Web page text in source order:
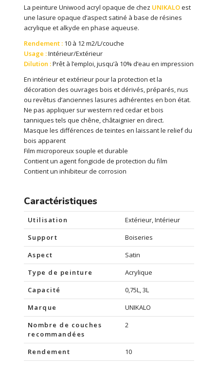
La peinture Uniwood acryl opaque de chez UNIKALOest
une lasure opaque d’aspect satiné à base de résines
acrylique et alkyde en phase aqueuse.
Rendement :10 à 12 m2/L/couche
Usage :Intérieur/Extérieur
Dilution :Prêt à l’emploi, jusqu’à 10% d’eau en impression
En intérieur et extérieur pour la protection et la
décoration des ouvrages bois et dérivés, préparés, nus
ou revêtus d’anciennes lasures adhérentes en bon état.
Ne pas appliquer sur western red cedar et bois
tanniques tels que chêne, châtaignier en direct.
Masque les différences de teintes en laissant le relief du
bois apparent
Film microporeux souple et durable
Contient un agent fongicide de protection du film
Contient un inhibiteur de corrosion
Caractéristiques
Utilisation
Extérieur, Intérieur
Support
Boiseries
Aspect
Satin
Type de peinture
Acrylique
Capacité
0,75L, 3L
Marque
UNIKALO
Nombre de couches
recommandées
2
Rendement 10